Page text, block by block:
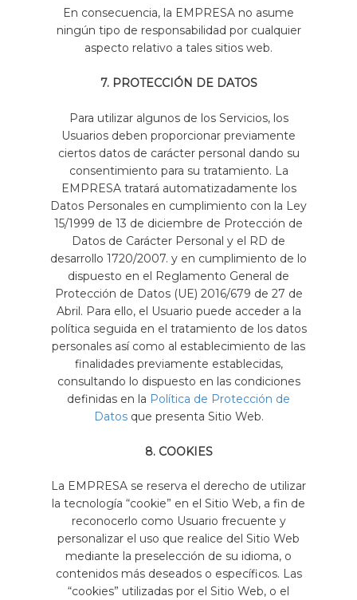
En consecuencia, la EMPRESA no asume
ningún tipo de responsabilidad por cualquier
aspecto relativo a tales sitios web.
7. PROTECCIÓN DE DATOS
Para utilizar algunos de los Servicios, los
Usuarios deben proporcionar previamente
ciertos datos de carácter personal dando su
consentimiento para su tratamiento. La
EMPRESA tratará automatizadamente los
Datos Personales en cumplimiento con la Ley
15/1999 de 13 de diciembre de Protección de
Datos de Carácter Personal y el RD de
desarrollo 1720/2007. y en cumplimiento de lo
dispuesto en el Reglamento General de
Protección de Datos (UE) 2016/679 de 27 de
Abril. Para ello, el Usuario puede acceder a la
política seguida en el tratamiento de los datos
personales así como al establecimiento de las
finalidades previamente establecidas,
consultando lo dispuesto en las condiciones
definidas en la Política de Protección de
Datosque presenta Sitio Web.
8. COOKIES
La EMPRESA se reserva el derecho de utilizar
la tecnología “cookie” en el Sitio Web, a fin de
reconocerlo como Usuario frecuente y
personalizar el uso que realice del Sitio Web
mediante la preselección de su idioma, o
contenidos más deseados o específicos. Las
“cookies” utilizadas por el Sitio Web, o el